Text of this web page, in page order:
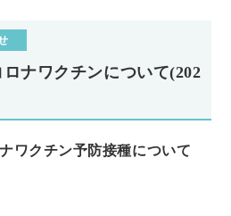
ナワクチンについて(202
ワクチン予防接種について